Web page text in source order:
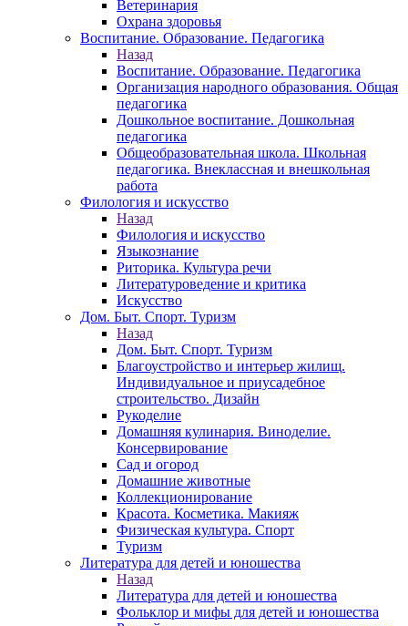
Ветеринария
Охрана здоровья
Воспитание. Образование. Педагогика
Назад
Воспитание. Образование. Педагогика
Организация народного образования. Общая
педагогика
Дошкольное воспитание. Дошкольная
педагогика
Общеобразовательная школа. Школьная
педагогика. Внеклассная и внешкольная
работа
Филология и искусство
Назад
Филология и искусство
Языкознание
Риторика. Культура речи
Литературоведение и критика
Искусство
Дом. Быт. Спорт. Туризм
Назад
Дом. Быт. Спорт. Туризм
Благоустройство и интерьер жилищ.
Индивидуальное и приусадебное
строительство. Дизайн
Рукоделие
Домашняя кулинария. Виноделие.
Консервирование
Сад и огород
Домашние животные
Коллекционирование
Красота. Косметика. Макияж
Физическая культура. Спорт
Туризм
Литература для детей и юношества
Назад
Литература для детей и юношества
Фольклор и мифы для детей и юношества